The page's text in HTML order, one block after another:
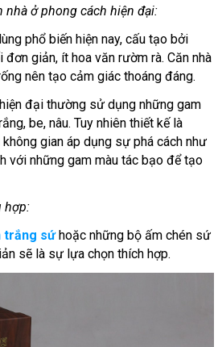
ở phong cách hiện đại:
phổ biến hiện nay, cấu tạo bởi
giản, ít hoa văn rườm rà. Căn nhà
nên tạo cảm giác thoáng đáng.
đại thường sử dụng những gam
be, nâu. Tuy nhiên thiết kế là
gian áp dụng sự phá cách như
với những gam màu tác bạo để tạo
hợp:
trắng sứhoặc những bộ ấm chén sứ
sẽ là sự lựa chọn thích hợp.